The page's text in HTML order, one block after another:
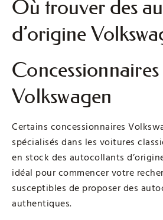
Où trouver des
d’origine
Concessionnaires
Volkswagen
Certains concessionnaires
spécialisés dans les voitures
en stock des autocollants
idéal pour commencer votre
susceptibles de proposer des
authentiques.